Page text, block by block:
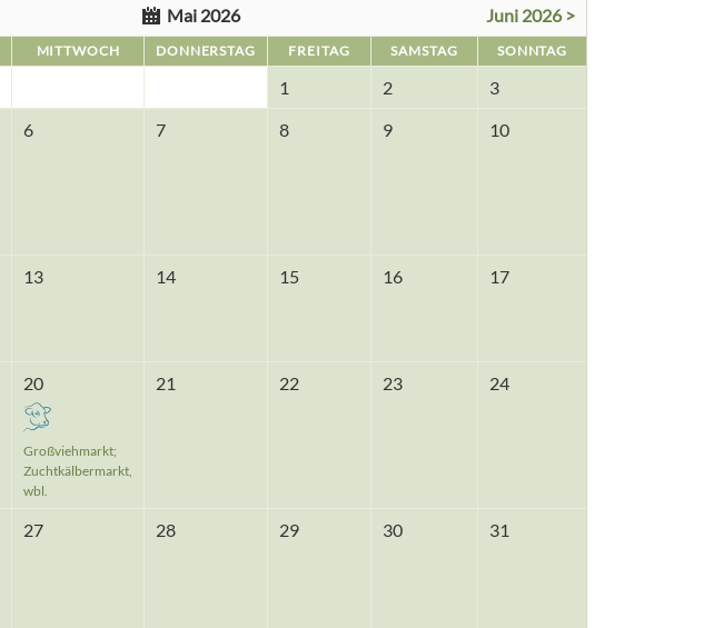
Mai 2026 Juni 2026 >
MITTWOCH DONNERSTAG FREITAG SAMSTAG SONNTAG
1 2
3
6 7 8 9 10
13 14 15 16 17
20
Großviehmarkt;
Zuchtkälbermarkt,
wbl.
21 22 23 24
27 28 29 30 31